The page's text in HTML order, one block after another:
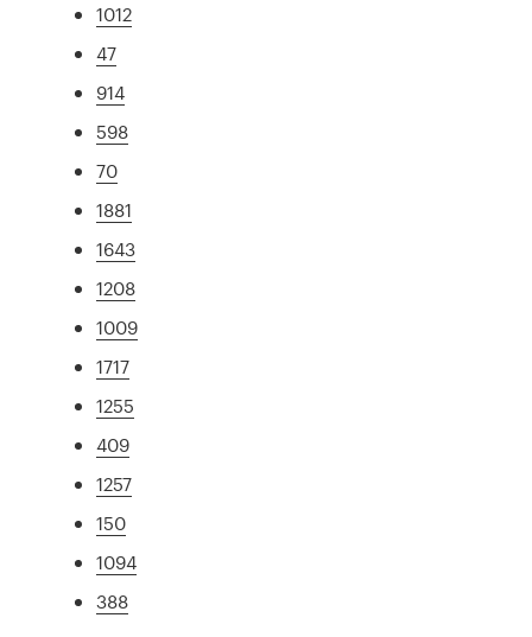
1012
47
914
598
70
1881
1643
1208
1009
1717
1255
409
1257
150
1094
388